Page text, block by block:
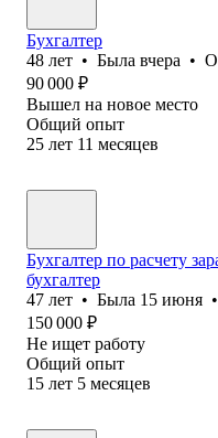
Бухгалтер
48 лет • Была вчера •
90 000 ₽
Вышел на новое место
Общий опыт
25 лет 11 месяцев
Бухгалтер по расчету
бухгалтер
47 лет • Была 15 июня •
150 000 ₽
Не ищет работу
Общий опыт
15 лет 5 месяцев